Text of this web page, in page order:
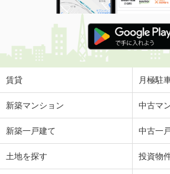
賃貸 月極駐
新築マンション 中古マ
新築一戸建て 中古一
土地を探す 投資物